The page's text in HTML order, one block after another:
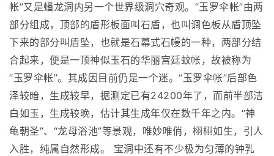
帐”又是蟠龙洞内另一个世界级洞穴奇观。“玉罗伞帐”由两
部分组成，顶部的盾形板面叫石盾，也叫调色板从盾顶坠
下来的部分叫盾坠，也就是石幕式石幔的一种，两部分结
合起来，便是一顶神似玉石的华丽宫廷蚊帐，故被称为
“玉罗伞帐”。其成因目前仍是一个迷。“玉罗伞帐”后部色
泽较暗，生成较早，据测定已有24200年了，而前半部洁
白如玉，生成较晚，估计其生成年仅在数千年之内。“神
龟朝圣”、“龙母浴池”等景观，唯妙唯俏，栩栩如生，引人
入胜，纯属自然形成。 宝洞中还有不少极为匀薄的钟乳